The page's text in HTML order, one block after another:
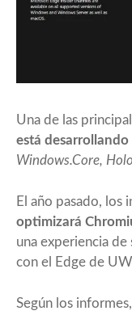
Una de las
está
Windows.Core,
El año pasado, los
optimizará
una experiencia
con el Edge de
Según los informes,